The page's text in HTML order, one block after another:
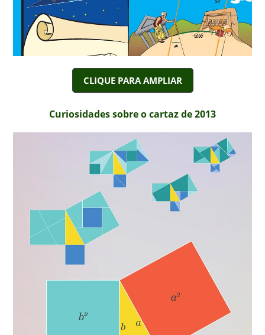
CLIQUE PARA AMPLIAR
Curiosidades sobre o cartaz de 2013